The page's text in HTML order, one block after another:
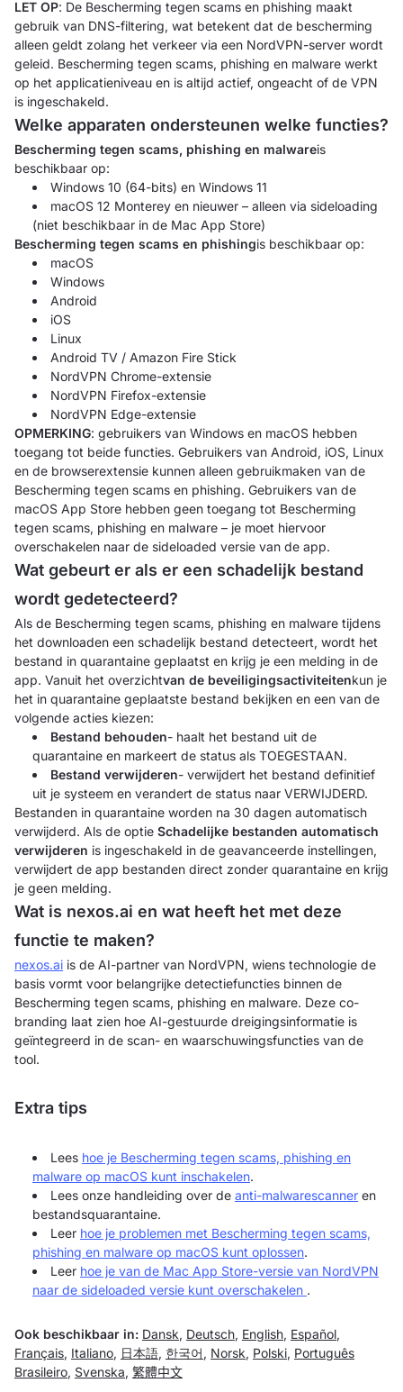
LET OP: De Bescherming tegen scams en phishing maakt
gebruik van DNS-filtering, wat betekent dat de bescherming
alleen geldt zolang het verkeer via een NordVPN-server wordt
geleid. Bescherming tegen scams, phishing en malware werkt
op het applicatieniveau en is altijd actief, ongeacht of de VPN
is ingeschakeld.
Welke apparaten ondersteunen welke functies?
Bescherming tegen scams, phishing en malwareis
beschikbaar op:
Windows 10 (64-bits) en Windows 11
macOS 12 Monterey en nieuwer – alleen via sideloading
(niet beschikbaar in de Mac App Store)
Bescherming tegen scams en phishingis beschikbaar op:
macOS
Windows
Android
iOS
Linux
Android TV / Amazon Fire Stick
NordVPN Chrome-extensie
NordVPN Firefox-extensie
NordVPN Edge-extensie
OPMERKING: gebruikers van Windows en macOS hebben
toegang tot beide functies. Gebruikers van Android, iOS, Linux
en de browserextensie kunnen alleen gebruikmaken van de
Bescherming tegen scams en phishing. Gebruikers van de
macOS App Store hebben geen toegang tot Bescherming
tegen scams, phishing en malware – je moet hiervoor
overschakelen naar de sideloaded versie van de app.
Wat gebeurt er als er een schadelijk bestand
wordt gedetecteerd?
Als de Bescherming tegen scams, phishing en malware tijdens
het downloaden een schadelijk bestand detecteert, wordt het
bestand in quarantaine geplaatst en krijg je een melding in de
app. Vanuit het overzichtvan de beveiligingsactiviteitenkun je
het in quarantaine geplaatste bestand bekijken en een van de
volgende acties kiezen:
Bestand behouden- haalt het bestand uit de
quarantaine en markeert de status als TOEGESTAAN.
Bestand verwijderen- verwijdert het bestand definitief
uit je systeem en verandert de status naar VERWIJDERD.
Bestanden in quarantaine worden na 30 dagen automatisch
verwijderd. Als de optie Schadelijke bestanden automatisch
verwijderen is ingeschakeld in de geavanceerde instellingen,
verwijdert de app bestanden direct zonder quarantaine en krijg
je geen melding.
Wat is nexos.ai en wat heeft het met deze
functie te maken?
nexos.ai is de AI-partner van NordVPN, wiens technologie de
basis vormt voor belangrijke detectiefuncties binnen de
Bescherming tegen scams, phishing en malware. Deze co-
branding laat zien hoe AI-gestuurde dreigingsinformatie is
geïntegreerd in de scan- en waarschuwingsfuncties van de
tool.
Extra tips
Lees hoe je Bescherming tegen scams, phishing en
malware op macOS kunt inschakelen.
Lees onze handleiding over de anti-malwarescanner en
bestandsquarantaine.
Leer hoe je problemen met Bescherming tegen scams,
phishing en malware op macOS kunt oplossen.
Leer hoe je van de Mac App Store-versie van NordVPN
naar de sideloaded versie kunt overschakelen .
Ook beschikbaar in: Dansk, Deutsch, English, Español,
Français, Italiano, 日本語, 한국어 , Norsk, Polski, Português
Brasileiro, Svenska, 繁體中文